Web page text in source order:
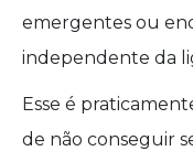
emergentes ou
independente da
Esse é
de não conseguir